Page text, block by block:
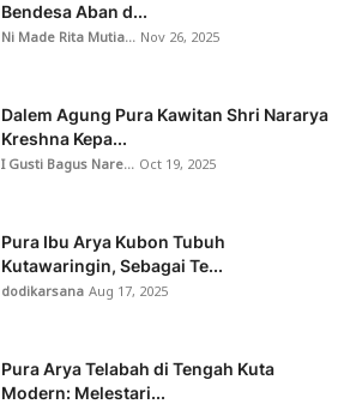
Bendesa Aban d...
Ni Made Rita Mutia... Nov 26, 2025
Dalem Agung Pura Kawitan Shri Nararya
Kreshna Kepa...
I Gusti Bagus Nare... Oct 19, 2025
Pura Ibu Arya Kubon Tubuh
Kutawaringin, Sebagai Te...
dodikarsanaAug 17, 2025
Pura Arya Telabah di Tengah Kuta
Modern: Melestari...